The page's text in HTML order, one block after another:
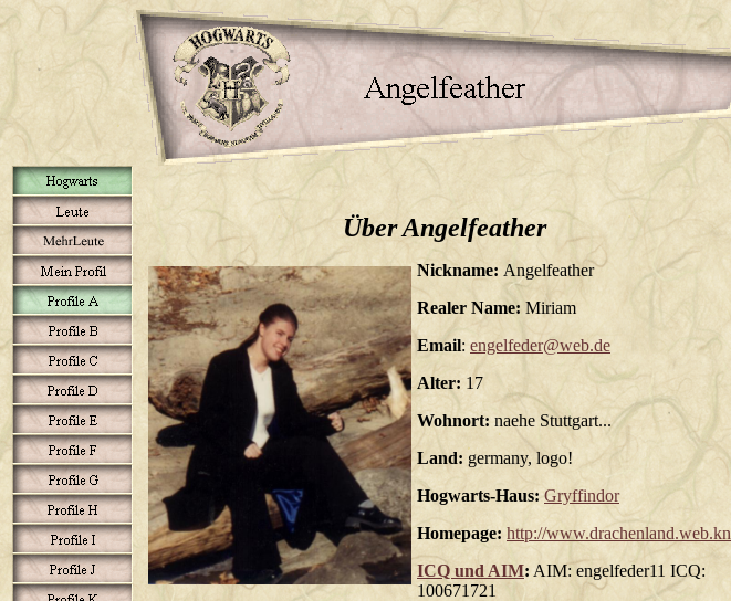
Über Angelfeather
Nickname: Angelfeather
Realer Name: Miriam
Email: engelfeder@web.de
Alter: 17
Wohnort: naehe Stuttgart...
Land: germany, logo!
Hogwarts-Haus:Gryffindor
Homepage: http://www.drachenland.web.kn
ICQ und AIM: AIM: engelfeder11 ICQ:
100671721